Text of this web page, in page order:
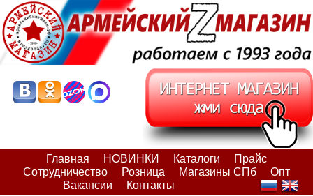
Главная НОВИНКИ Каталоги
Прайс
Сотрудничество
Розница Магазины СПб
Опт
Вакансии
Контакты